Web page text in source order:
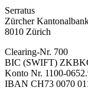
Serratus
Zürcher
8010 Zürich
Clearing-Nr. 700
BIC (SWIFT)
Konto Nr. 1100-
IBAN CH73 0070